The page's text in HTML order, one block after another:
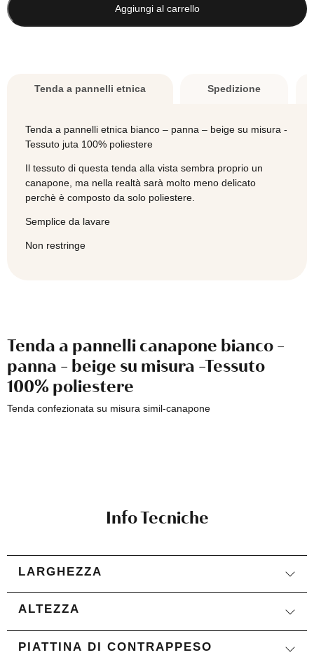
etnica
bianca
Tessuto
100%
poliestere
quantità
Aggiungi al carrello
Tenda a pannelli etnica Spedizione
Tenda a pannelli etnica bianco – panna – beige su misura -
Tessuto juta 100% poliestere
Il tessuto di questa tenda alla vista sembra proprio un
canapone, ma nella realtà sarà molto meno delicato
perchè è composto da solo poliestere.
Semplice da lavare
Non restringe
Tenda a pannelli canapone bianco -
panna - beige su misura -Tessuto
100% poliestere
Tenda confezionata su misura simil-canapone
Info Tecniche
LARGHEZZA
ALTEZZA
PIATTINA DI CONTRAPPESO